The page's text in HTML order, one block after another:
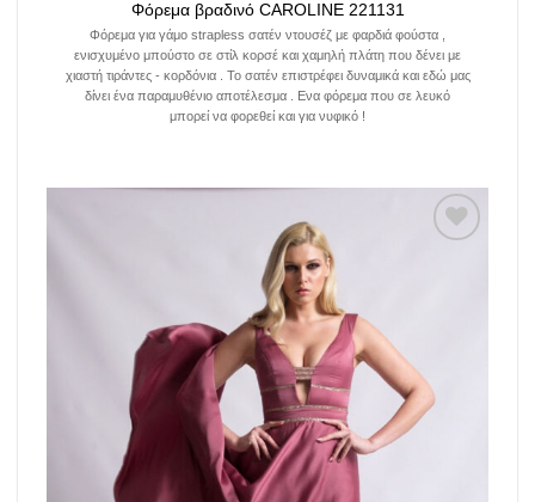
Φόρεμα βραδινό CAROLINE 221131
Φόρεμα για γάμο strapless σατέν ντουσέζ με φαρδιά φούστα ,
ενισχυμένο μπούστο σε στίλ κορσέ και χαμηλή πλάτη που δένει με
χιαστή τιράντες - κορδόνια . Το σατέν επιστρέφει δυναμικά και εδώ μας
δίνει ένα παραμυθένιο αποτέλεσμα . Ενα φόρεμα που σε λευκό
μπορεί να φορεθεί και για νυφικό !